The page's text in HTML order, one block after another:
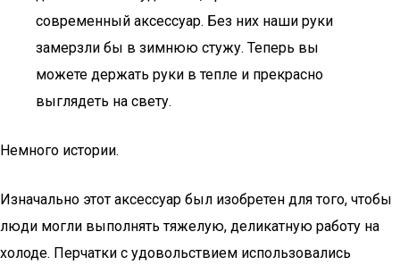
современный аксессуар. Без них наши руки
замерзли бы в зимнюю стужу. Теперь вы
можете держать руки в тепле и прекрасно
выглядеть на свету.
Немного истории.
Изначально этот аксессуар был изобретен для того, чтобы
люди могли выполнять тяжелую, деликатную работу на
холоде. Перчатки с удовольствием использовались